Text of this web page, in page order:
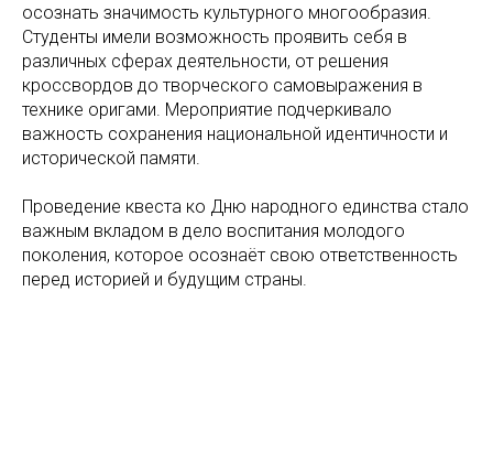
осознать значимость культурного многообразия.
Студенты имели возможность проявить себя в
различных сферах деятельности, от решения
кроссвордов до творческого самовыражения в
технике оригами. Мероприятие подчеркивало
важность сохранения национальной идентичности и
исторической памяти.
Проведение квеста ко Дню народного единства стало
важным вкладом в дело воспитания молодого
поколения, которое осознаёт свою ответственность
перед историей и будущим страны.